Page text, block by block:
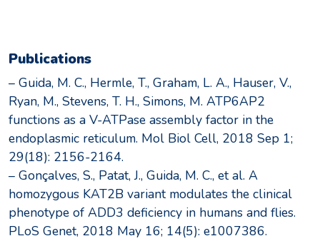
Publications
– Guida, M. C., Hermle, T., Graham, L. A., Hauser, V.,
Ryan, M., Stevens, T. H., Simons, M. ATP6AP2
functions as a V-ATPase assembly factor in the
endoplasmic reticulum. Mol Biol Cell, 2018 Sep 1;
29(18): 2156-2164.
– Gonçalves, S., Patat, J., Guida, M. C., et al. A
homozygous KAT2B variant modulates the clinical
phenotype of ADD3 deficiency in humans and flies.
PLoS Genet, 2018 May 16; 14(5): e1007386.